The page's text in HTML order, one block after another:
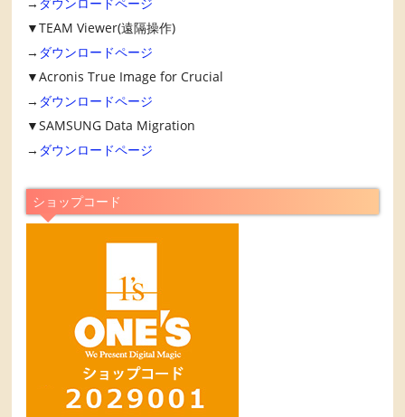
→ ダウンロードページ
▼TEAM Viewer(遠隔操作)
→ ダウンロードページ
▼Acronis True Image for Crucial
→ ダウンロードページ
▼SAMSUNG Data Migration
→ ダウンロードページ
ショップコード